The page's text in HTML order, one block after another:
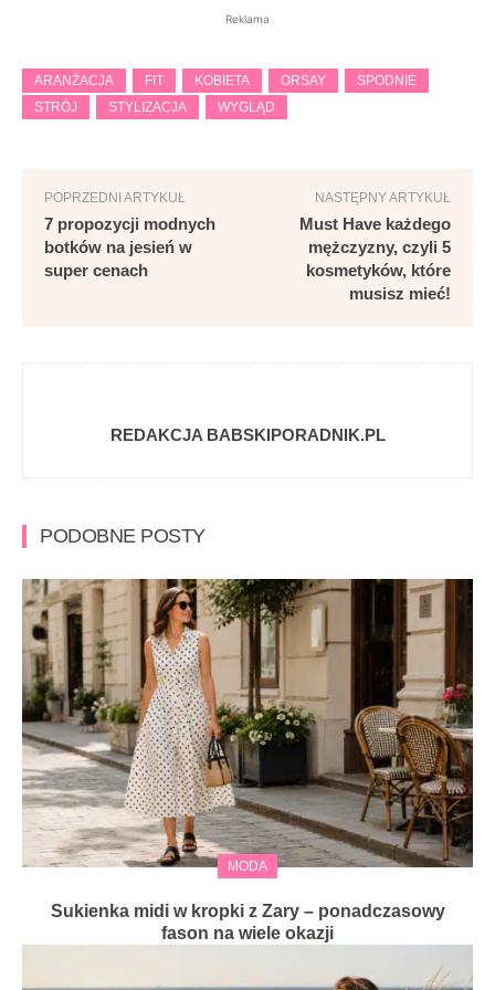
Reklama
ARANŻACJA FIT KOBIETA ORSAY
SPODNIE
STRÓJ
STYLIZACJA WYGLĄD
POPRZEDNI ARTYKUŁ
7 propozycji modnych
botków na jesień w
super cenach
NASTĘPNY ARTYKUŁ
Must Have każdego
mężczyzny, czyli 5
kosmetyków, które
musisz mieć!
REDAKCJA BABSKIPORADNIK.PL
PODOBNE POSTY
MODA
Sukienka midi w kropki z Zary – ponadczasowy
fason na wiele okazji